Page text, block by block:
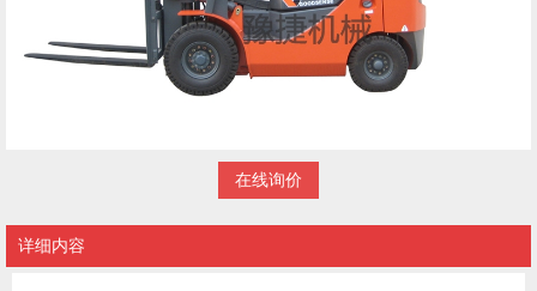
在线询价
详细内容